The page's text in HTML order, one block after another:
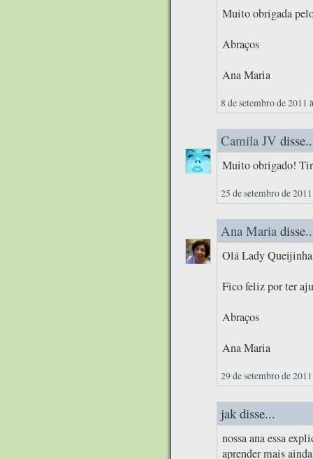
Muito obrigada
Abraços
Ana Maria
8 de setembro de 2011
Camila JV
Muito obrigado!
25 de setembro de
Ana Maria
Olá Lady Queijinha
Fico feliz por ter
Abraços
Ana Maria
29 de setembro de
jak disse...
nossa ana essa
aprender mais